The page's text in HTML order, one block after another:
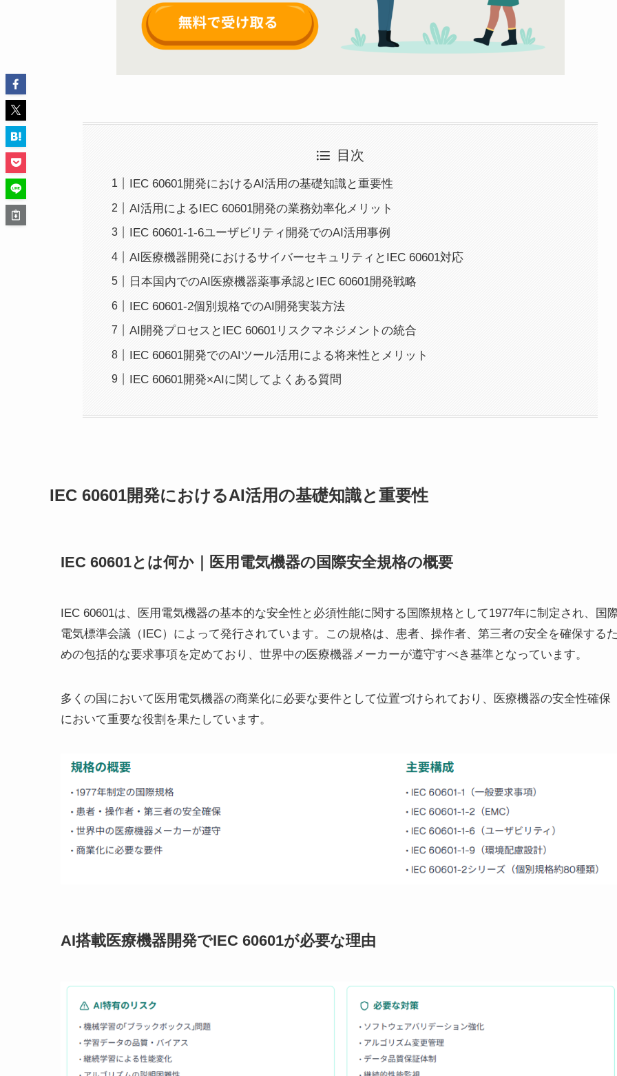
目次
IEC 60601開発におけるAI活用の基礎知識と重要性
AI活用によるIEC 60601開発の業務効率化メリット
IEC 60601-1-6ユーザビリティ開発でのAI活用事例
AI医療機器開発におけるサイバーセキュリティとIEC 60601対応
日本国内でのAI医療機器薬事承認とIEC 60601開発戦略
IEC 60601-2個別規格でのAI開発実装方法
AI開発プロセスとIEC 60601リスクマネジメントの統合
IEC 60601開発でのAIツール活用による将来性とメリット
IEC 60601開発×AIに関してよくある質問
IEC 60601開発におけるAI活用の基礎知識と重要性
IEC 60601とは何か｜医用電気機器の国際安全規格の概要
IEC 60601は、医用電気機器の基本的な安全性と必須性能に関する国際規格として1977年に制定され、国
電気標準会議（IEC）によって発行されています。この規格は、患者、操作者、第三者の安全を確保する
めの包括的な要求事項を定めており、世界中の医療機器メーカーが遵守すべき基準となっています。
多くの国において医用電気機器の商業化に必要な要件として位置づけられており、医療機器の安全性確保
において重要な役割を果たしています。
AI搭載医療機器開発でIEC 60601が必要な理由